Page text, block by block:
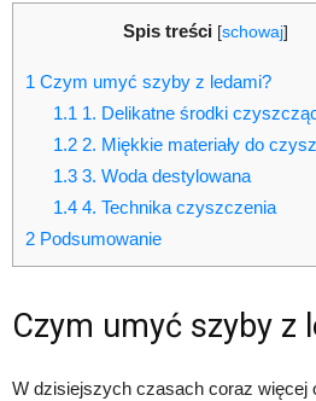
Spis treści [schowaj]
1 Czym umyć szyby z ledami?
1.1 1. Delikatne środki
1.22. Miękkie materiały do
1.33. Woda destylowana
1.44. Technika czyszczenia
2 Podsumowanie
Czym umyć szyby z
W dzisiejszych czasach coraz więcej